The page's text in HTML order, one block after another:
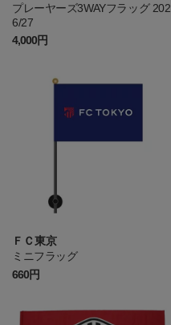
プレーヤーズ3WAYフラッグ 202
6/27
4,000円
ＦＣ東京
ミニフラッグ
660円